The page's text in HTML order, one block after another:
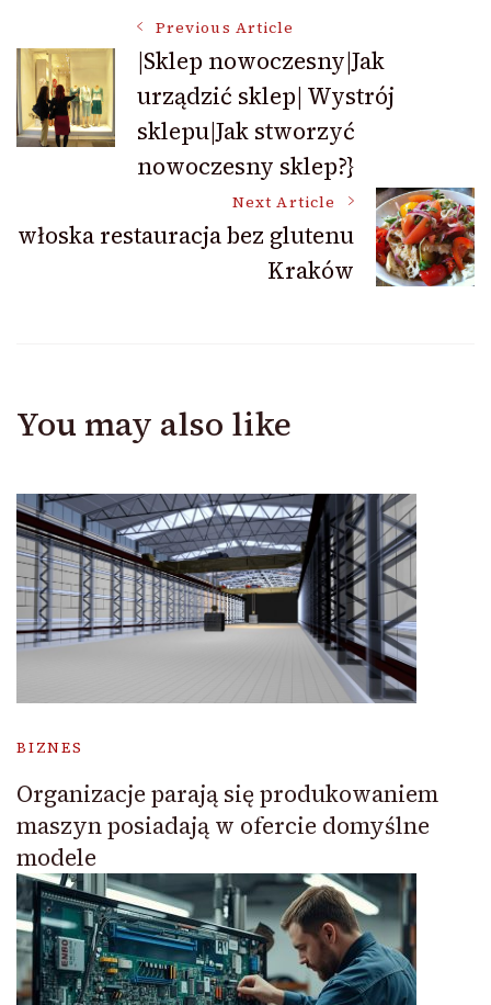
Post
Navigation
Previous Article
|Sklep nowoczesny|Jak
urządzić sklep| Wystrój
sklepu|Jak stworzyć
nowoczesny sklep?}
Next Article
włoska restauracja bez glutenu
Kraków
You may also like
BIZNES
Organizacje parają się produkowaniem
maszyn posiadają w ofercie domyślne
modele